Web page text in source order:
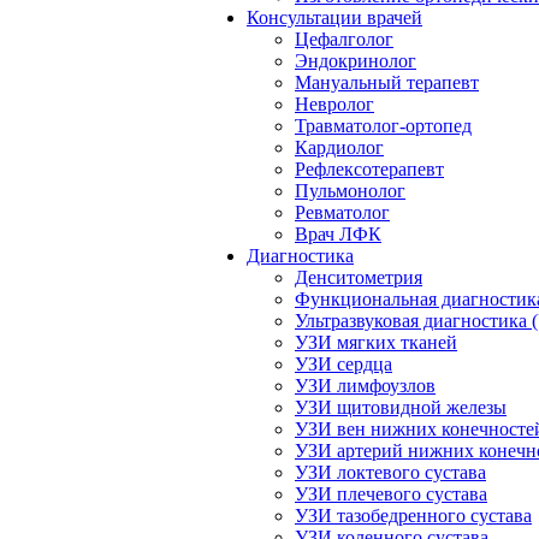
Консультации врачей
Цефалголог
Эндокринолог
Мануальный терапевт
Невролог
Травматолог-ортопед
Кардиолог
Рефлексотерапевт
Пульмонолог
Ревматолог
Врач ЛФК
Диагностика
Денситометрия
Функциональная
Ультразвуковая
УЗИ мягких тканей
УЗИ сердца
УЗИ лимфоузлов
УЗИ щитовидной железы
УЗИ вен нижних
УЗИ артерий нижних
УЗИ локтевого сустава
УЗИ плечевого сустава
УЗИ тазобедренного сустава